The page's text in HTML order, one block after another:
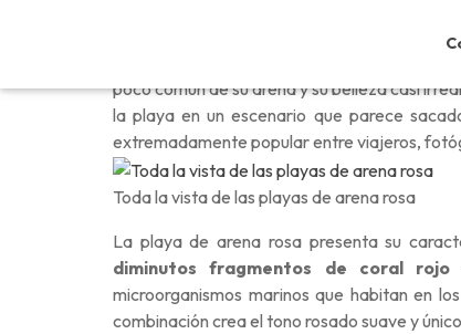
poco común de su arena y su belleza casi
la playa en un escenario que parece
extremadamente popular entre viajeros,
Toda la vista de las playas de arena rosa
La playa de arena rosa presenta su
diminutos fragmentos de coral rojo
microorganismos marinos que habitan en
combinación crea el tono rosado suave y